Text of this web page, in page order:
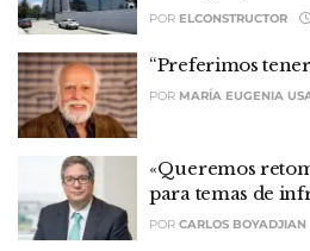
POR ELCONSTRUCTOR
“Preferimos
POR MARÍA EUGENIA
«Queremos
para temas de
POR CARLOS BOYADJIAN